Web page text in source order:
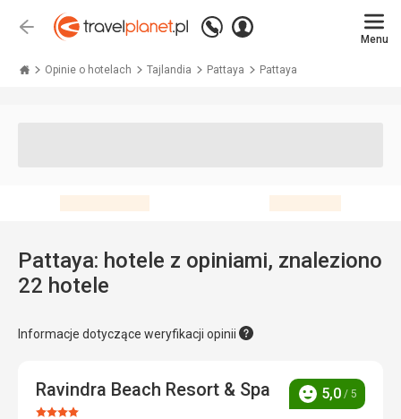
Wstecz
Zadzwoń
+48 71 771 76 55
Zaloguj
Menu
Opinie o hotelach Tajlandia Pattaya Pattaya
Pattaya: hotele z opiniami, znaleziono
22 hotele
Informacje dotyczące weryfikacji opinii
Ravindra Beach Resort & Spa
Ocena
5,0 / 5